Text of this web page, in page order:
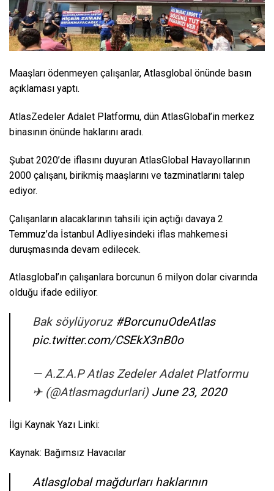
Maaşları ödenmeyen çalışanlar, Atlasglobal önünde basın
açıklaması yaptı.
AtlasZedeler Adalet Platformu, dün AtlasGlobal’in merkez
binasının önünde haklarını aradı.
Şubat 2020’de iflasını duyuran AtlasGlobal Havayollarının
2000 çalışanı, birikmiş maaşlarını ve tazminatlarını talep
ediyor.
Çalışanların alacaklarının tahsili için açtığı davaya 2
Temmuz’da İstanbul Adliyesindeki iflas mahkemesi
duruşmasında devam edilecek.
Atlasglobal’ın çalışanlara borcunun 6 milyon dolar civarında
olduğu ifade ediliyor.
Bak söylüyoruz #BorcunuOdeAtlas
pic.twitter.com/CSEkX3nB0o
— A.Z.A.P Atlas Zedeler Adalet Platformu
✈ (@Atlasmagdurlari) June 23, 2020
İlgi Kaynak Yazı Linki:
Kaynak: Bağımsız Havacılar
Atlasglobal mağdurları haklarının